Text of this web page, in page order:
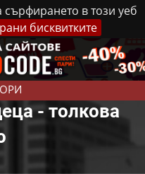
в този уеб
бисквитките
Реклама Контакти
- толкова